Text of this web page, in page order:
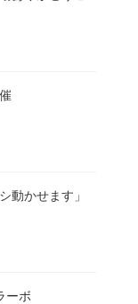
動かせます」
ーボ